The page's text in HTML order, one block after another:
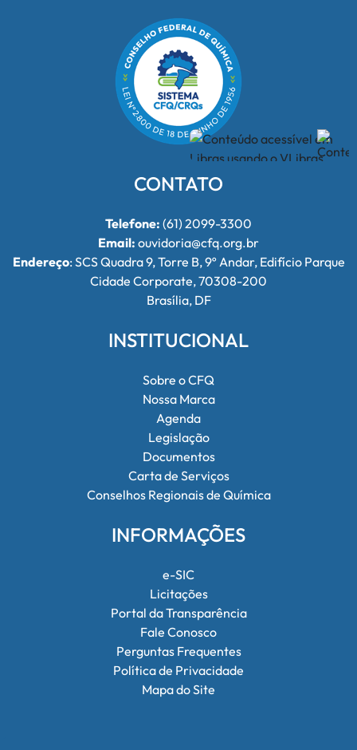
CONTATO
Telefone: (61) 2099-3300
Email: ouvidoria@cfq.org.br
Endereço: SCS Quadra 9, Torre B, 9º Andar, Edifício Parque
Cidade Corporate, 70308-200
Brasília, DF
INSTITUCIONAL
Sobre o CFQ
Nossa Marca
Agenda
Legislação
Documentos
Carta de Serviços
Conselhos Regionais de Química
INFORMAÇÕES
e-SIC
Licitações
Portal da Transparência
Fale Conosco
Perguntas Frequentes
Política de Privacidade
Mapa do Site